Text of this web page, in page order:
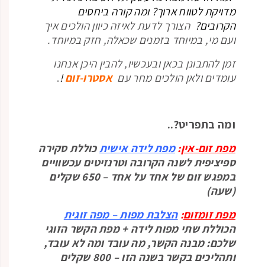
מדויקת לטווח ארוך? ומה קורה ביחסים
הקרובים? הצורך לדעת לאיזה כיוון הולכים איך
ועם מי, במיוחד בזמנים שכאלה, חזק במיוחד.
זמן להתבונן בכאן ובעכשיו, להבין היכן אנחנו
עומדים ולאן הולכים מחר עםאסטרו-זום!
.
ומה בתפריט?..
מפת זום-אין:מפת לידה אישיתכוללת סקירה
ספיציפית לשנה הקרובה וטרנזיטים עכשוויים
במפגש זום של אחד על אחד – 650 שקלים
(שעה)
מפת זומזום:הצלבת מפות – מפהזוגית
הכוללת שתי מפות לידה + מפת הקשר הזוגי
שלכם: מבנה הקשר, מה עובד ומה לא עובד,
ותהליכים בקשר בשנה הזו – 800 שקלים